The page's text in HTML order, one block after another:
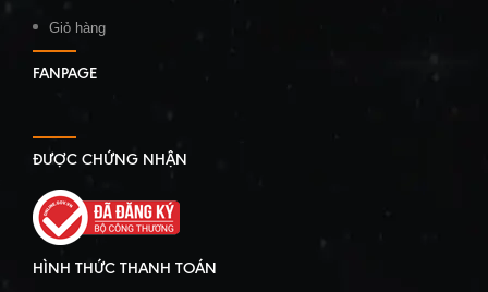
Giỏ hàng
FANPAGE
ĐƯỢC CHỨNG NHẬN
HÌNH THỨC THANH TOÁN